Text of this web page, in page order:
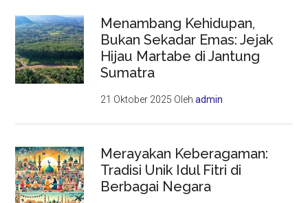
Menambang Kehidupan,
Bukan Sekadar Emas: Jejak
Hijau Martabe di Jantung
Sumatra
21 Oktober 2025 Olehadmin
Merayakan Keberagaman:
Tradisi Unik Idul Fitri di
Berbagai Negara